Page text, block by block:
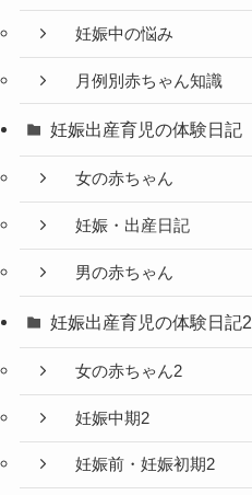
妊娠中の悩み
月例別赤ちゃん知識
妊娠出産育児の体験日記
女の赤ちゃん
妊娠・出産日記
男の赤ちゃん
妊娠出産育児の体験日記2
女の赤ちゃん2
妊娠中期2
妊娠前・妊娠初期2